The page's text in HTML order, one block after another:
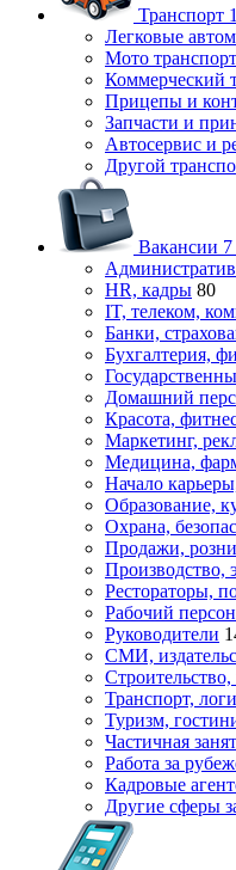
Транспорт
Легковые
Мото транспорт
Коммерческий
Прицепы и
Запчасти и
Автосервис и
Другой
Вакансии
HR, кадры 80
IT, телеком,
Банки,
Бухгалтерия,
Домашний
Красота,
Маркетинг,
Медицина,
Начало
Образование,
Охрана,
Продажи,
Производство,
Рестораторы,
Рабочий
Руководители
СМИ,
Транспорт,
Туризм,
Частичная
Работа за
Кадровые
Другие сферы